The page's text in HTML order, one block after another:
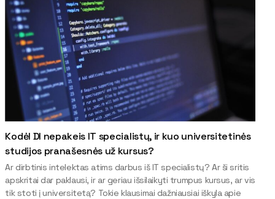
Kodėl DI nepakeis IT specialistų, ir kuo universitetinės
studijos pranašesnės už kursus?
Ar dirbtinis intelektas atims darbus iš IT specialistų? Ar ši sritis
apskritai dar paklausi, ir ar geriau išsilaikyti trumpus kursus, ar vis
tik stoti į universitetą? Tokie klausimai dažniausiai iškyla apie